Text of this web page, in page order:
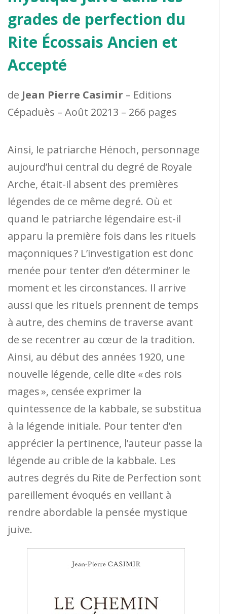
grades de perfection du
Rite Écossais Ancien et
Accepté
de Jean Pierre Casimir – Editions
Cépaduès – Août 20213 – 266 pages
Ainsi, le patriarche Hénoch, personnage
aujourd’hui central du degré de Royale
Arche, était-il absent des premières
légendes de ce même degré. Où et
quand le patriarche légendaire est-il
apparu la première fois dans les rituels
maçonniques ? L’investigation est donc
menée pour tenter d’en déterminer le
moment et les circonstances. Il arrive
aussi que les rituels prennent de temps
à autre, des chemins de traverse avant
de se recentrer au cœur de la tradition.
Ainsi, au début des années 1920, une
nouvelle légende, celle dite « des rois
mages », censée exprimer la
quintessence de la kabbale, se substitua
à la légende initiale. Pour tenter d’en
apprécier la pertinence, l’auteur passe la
légende au crible de la kabbale. Les
autres degrés du Rite de Perfection sont
pareillement évoqués en veillant à
rendre abordable la pensée mystique
juive.